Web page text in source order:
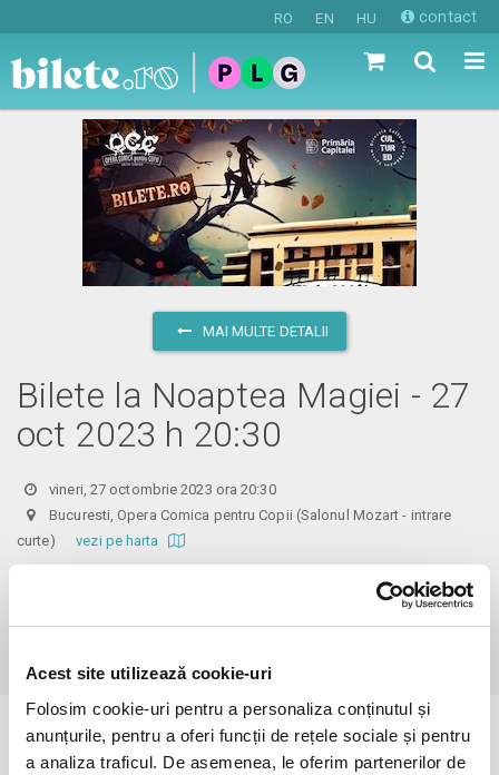
Acest site utilizează cookie-uri
Folosim cookie-uri pentru a personaliza conținutul și
anunțurile, pentru a oferi funcții de rețele sociale și pentru
a analiza traficul. De asemenea, le oferim partenerilor de
RO EN HU contact
MAI MULTE DETALII
Bilete la Noaptea Magiei - 27
oct 2023 h 20:30
vineri, 27 octombrie 2023 ora 20:30
Bucuresti, Opera Comica pentru Copii (Salonul Mozart - intrare
curte)vezi pe harta
Biletele comandate pe www.bilete.ro cu maximum 3 zile inainte de
spectacol, se vor achita/ridica cu o zi inaintea spectacolului pana in
ora 12:00. Dupa aceasta ora/data, nici o comanda de bilete plasata
Evenimentul a expirat.